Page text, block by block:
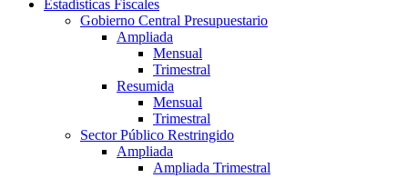
Estadísticas Fiscales
Gobierno Central Presupuestario
Ampliada
Mensual
Trimestral
Resumida
Mensual
Trimestral
Sector Público Restringido
Ampliada
Ampliada Trimestral